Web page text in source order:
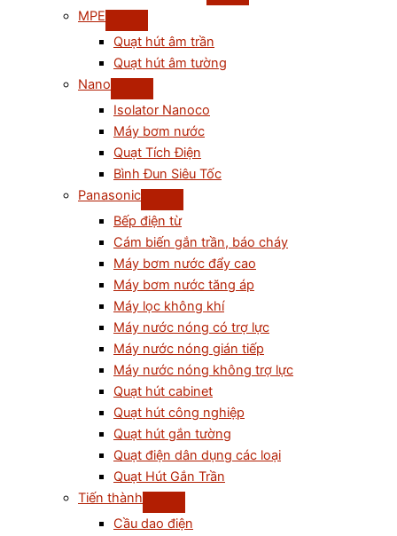
MPE
Quạt hút âm trần
Quạt hút âm tường
Nano
Isolator Nanoco
Máy bơm nước
Quạt Tích Điện
Bình Đun Siêu Tốc
Panasonic
Bếp điện từ
Cám biến gắn trần, báo cháy
Máy bơm nước đẩy cao
Máy bơm nước tăng áp
Máy lọc không khí
Máy nước nóng có trợ lực
Máy nước nóng gián tiếp
Máy nước nóng không trợ lực
Quạt hút cabinet
Quạt hút công nghiệp
Quạt hút gắn tường
Quạt điện dân dụng các loại
Quạt Hút Gắn Trần
Tiến thành
Cầu dao điện